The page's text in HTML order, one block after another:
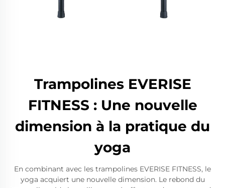
Trampolines EVERISE
FITNESS : Une nouvelle
dimension à la pratique du
yoga
En combinant avec les trampolines EVERISE FITNESS, le
yoga acquiert une nouvelle dimension. Le rebond du